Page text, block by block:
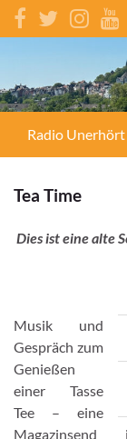
Radio
Tea Time
Dies ist eine alte
Musik und
Gespräch zum
Genießen
einer Tasse
Tee – eine
Magazinsend